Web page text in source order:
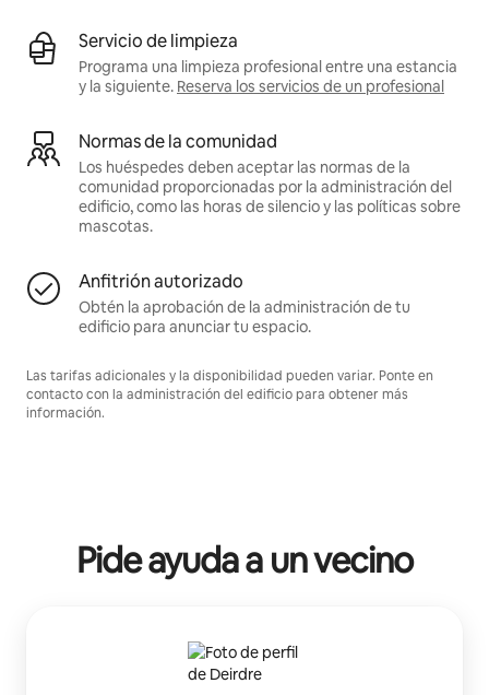
Servicio de limpieza
Programa una limpieza profesional entre una estancia
y la siguiente. Reserva los servicios de un profesional
Normas de la comunidad
Los huéspedes deben aceptar las normas de la
comunidad proporcionadas por la administración del
edificio, como las horas de silencio y las políticas sobre
mascotas.
Anfitrión autorizado
Obtén la aprobación de la administración de tu
edificio para anunciar tu espacio.
Las tarifas adicionales y la disponibilidad pueden variar. Ponte en
contacto con la administración del edificio para obtener más
información.
Pide ayuda a un vecino